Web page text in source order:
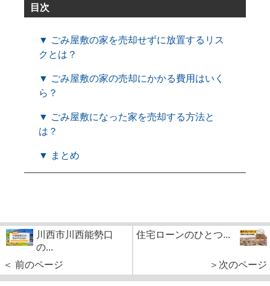
目次
▼ ごみ屋敷の家を売却せずに放置するリス
クとは？
▼ ごみ屋敷の家の売却にかかる費用はいく
ら？
▼ ごみ屋敷になった家を売却する方法と
は？
▼ まとめ
川西市川西能勢口
の...
＜ 前のページ
住宅ローンのひとつ...
＞次のページ